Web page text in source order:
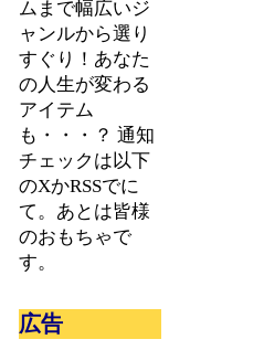
ムまで幅広いジ
ャンルから選り
すぐり！あなた
の人生が変わる
アイテム
も・・・？ 通知
チェックは以下
のXかRSSでに
て。あとは皆様
のおもちゃで
す。
広告